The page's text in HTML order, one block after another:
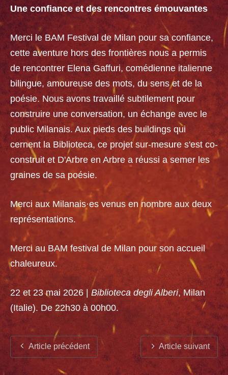
Une confiance et des rencontres émouvantes
Merci le BAM Festival de Milan pour sa confiance,
cette aventure hors des frontières nous a permis
de rencontrer Elena Gaffuri, comédienne italienne
bilingue, amoureuse des mots, du sens et de la
poésie. Nous avons travaillé subtilement pour
construire une conversation, un échange avec le
public Milanais. Aux pieds des buildings qui
cernent la Biblioteca, ce projet sur-mesure s'est co-
construit et D'Arbre en Arbre a réussi a semer les
graines de sa poésie.
Merci aux Milanais·es venus en nombre aux deux
représentations.
Merci au BAM festival de Milan pour son accueil
chaleureux.
22 et 23 mai 2026 | Biblioteca degli Alberi, Milan
(Italie). De 22h30 à 00h00.
Article précédent Article suivant